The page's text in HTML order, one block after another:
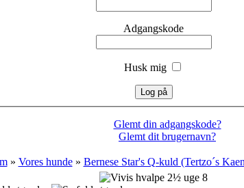
Adgangskode
Husk mig
Glemt din adgangskode?
Glemt dit brugernavn?
» Vores hunde» Bernese Star's Q-kuld (Tertzo´s